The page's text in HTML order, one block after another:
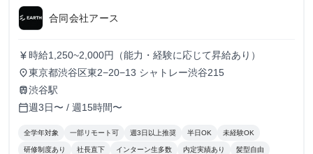
合同会社アース
currency_yen 時給1,250~2,000円（能力・経験に応じて昇給あり）
place東京都渋谷区東2−20−13 シャトレー渋谷215
train渋谷駅
calendar_today週3日〜 / 週15時間〜
全学年対象 一部リモート可 週3日以上推奨 半日OK 未経験OK
研修制度あり 社長直下 インターン生多数 内定実績あり 髪型自由